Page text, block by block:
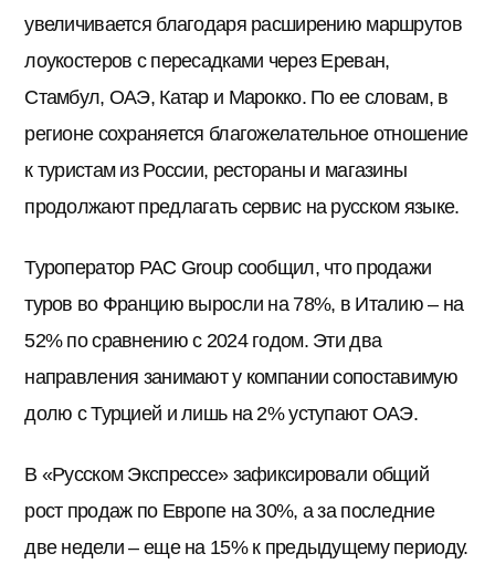
увеличивается благодаря расширению маршрутов
лоукостеров с пересадками через Ереван,
Стамбул, ОАЭ, Катар и Марокко. По ее словам, в
регионе сохраняется благожелательное отношение
к туристам из России, рестораны и магазины
продолжают предлагать сервис на русском языке.
Туроператор PAC Group сообщил, что продажи
туров во Францию выросли на 78%, в Италию – на
52% по сравнению с 2024 годом. Эти два
направления занимают у компании сопоставимую
долю с Турцией и лишь на 2% уступают ОАЭ.
В «Русском Экспрессе» зафиксировали общий
рост продаж по Европе на 30%, а за последние
две недели – еще на 15% к предыдущему периоду.